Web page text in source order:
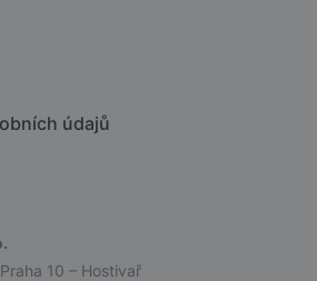
údajů
10 – Hostivař